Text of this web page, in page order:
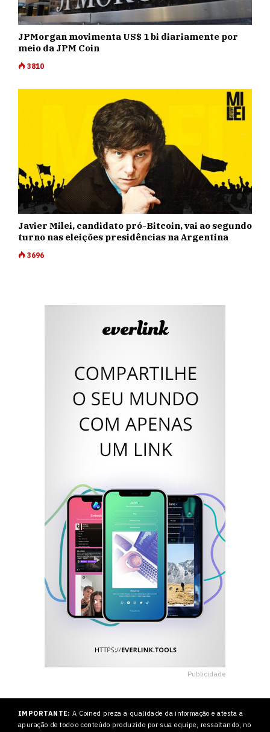
JPMorgan movimenta US$ 1 bi diariamente por
meio da JPM Coin
3810
Javier Milei, candidato pró-Bitcoin, vai ao segundo
turno nas eleições presidências na Argentina
3696
Publicidade
IMPORTANTE: A Coined preza a qualidade da informação e atesta a
apuração de todo o conteúdo produzido por sua equipe, ressaltando, no